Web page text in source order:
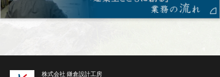
株式会社 鎌倉設計工房